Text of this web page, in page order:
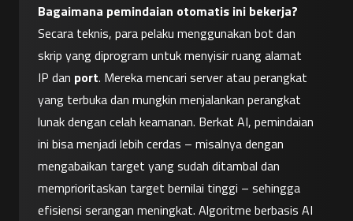
Bagaimana pemindaian otomatis ini bekerja?
Secara teknis, para pelaku menggunakan bot dan
skrip yang diprogram untuk menyisir ruang alamat
IP dan port. Mereka mencari server atau perangkat
yang terbuka dan mungkin menjalankan perangkat
lunak dengan celah keamanan. Berkat AI, pemindaian
ini bisa menjadi lebih cerdas – misalnya dengan
mengabaikan target yang sudah ditambal dan
memprioritaskan target bernilai tinggi – sehingga
efisiensi serangan meningkat. Algoritme berbasis AI